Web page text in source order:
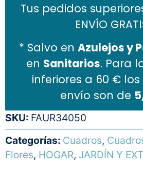
Tus pedidos
ENVÍO
* Salvo en Azulejos y
en Sanitarios. Para
inferiores a 60 €
envío son de
SKU: FAUR34050
Categorías: Cuadros,
Flores, HOGAR, JARDÍN Y